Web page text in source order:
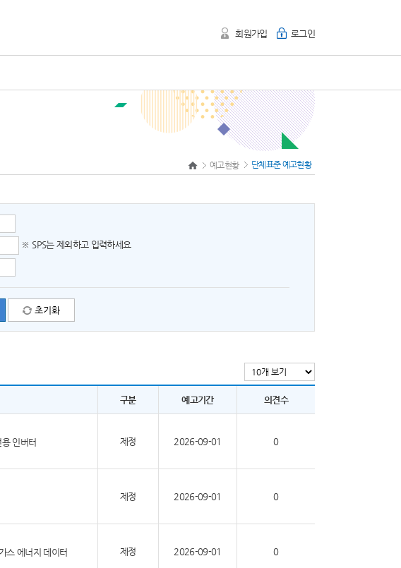
회원가입 로그인
예고현황 단체표준 예고현황
※ SPS는 제외하고 입력하세요
구분 예고기간 의견수
인버터
제정 2026-09-01 0
제정 2026-09-01 0
스 에너지 데이터
제정 2026-09-01 0